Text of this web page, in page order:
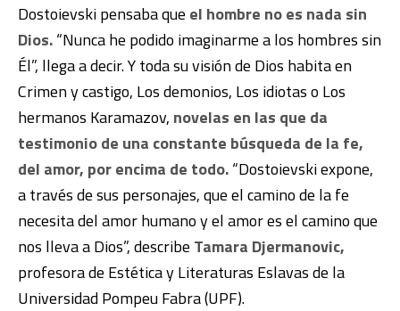
Dostoievski pensaba que el hombre no es nada sin
Dios.“Nunca he podido imaginarme a los hombres sin
Él”, llega a decir. Y toda su visión de Dios habita en
Crimen y castigo, Los demonios, Los idiotas o Los
hermanos Karamazov, novelas en las que da
testimonio de una constante búsqueda de la fe,
del amor, por encima de todo.“Dostoievski expone,
a través de sus personajes, que el camino de la fe
necesita del amor humano y el amor es el camino que
nos lleva a Dios”, describe Tamara Djermanovic,
profesora de Estética y Literaturas Eslavas de la
Universidad Pompeu Fabra (UPF).